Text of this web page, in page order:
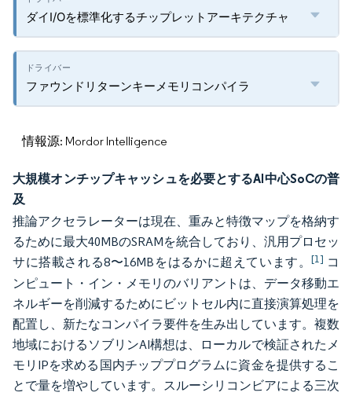
ダイI/Oを標準化するチップレットアーキテクチャ
ファウンドリターンキーメモリコンパイラ
情報源: Mordor Intelligence
大規模オンチップキャッシュを必要とするAI中心SoCの普
及
推論アクセラレーターは現在、重みと特徴マップを格納す
るために最大40MBのSRAMを統合しており、汎用プロセッ
サに搭載される8〜16MBをはるかに超えています。[1] コ
ンピュート・イン・メモリのバリアントは、データ移動エ
ネルギーを削減するためにビットセル内に直接演算処理を
配置し、新たなコンパイラ要件を生み出しています。複数
地域におけるソブリンAI構想は、ローカルで検証されたメ
モリIPを求める国内チッププログラムに資金を提供するこ
とで量を増やしています。スルーシリコンビアによる三次